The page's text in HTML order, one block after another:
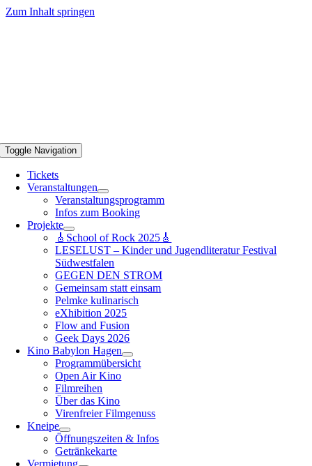
Zum Inhalt springen
Toggle Navigation
Tickets
Veranstaltungen
Veranstaltungsprogramm
Infos zum Booking
Projekte
🎸School of Rock 2025🎸
LESELUST – Kinder und Jugendliteratur Festival
Südwestfalen
GEGEN DEN STROM
Gemeinsam statt einsam
Pelmke kulinarisch
eXhibition 2025
Flow and Fusion
Geek Days 2026
Kino Babylon Hagen
Programmübersicht
Open Air Kino
Filmreihen
Über das Kino
Virenfreier Filmgenuss
Kneipe
Öffnungszeiten & Infos
Getränkekarte
Vermietung